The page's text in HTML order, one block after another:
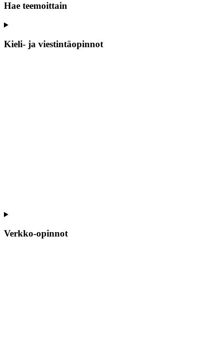
Hae teemoittain
Kieli- ja viestintäopinnot
Verkko-opinnot